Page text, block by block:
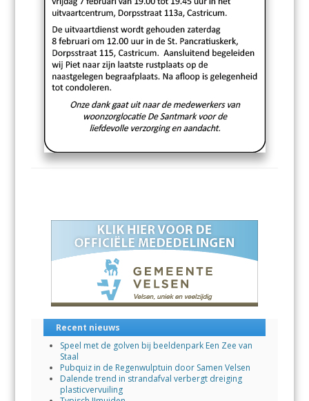
Recent nieuws
Speel met de golven bij beeldenpark Een Zee van
Staal
Pubquiz in de Regenwulptuin door Samen Velsen
Dalende trend in strandafval verbergt dreiging
plasticvervuiling